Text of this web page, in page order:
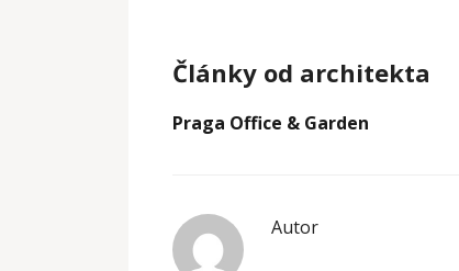
Články od architekta
Praga Office & Garden
Autor